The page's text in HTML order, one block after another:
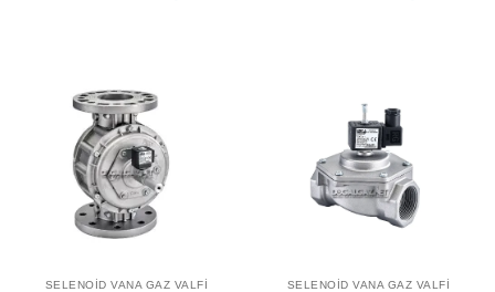
SELENOID VANA GAZ VALFI SELENOID VANA GAZ VALFI